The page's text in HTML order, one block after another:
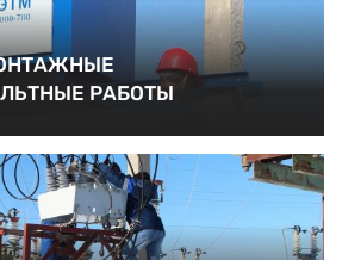
РАБОТЫ